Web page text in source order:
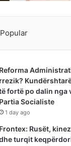
Popular
Reforma
rrezik?
fortë po dalin nga
Partia Socialiste
1 day ago
Frontex: Rusët,
turqit